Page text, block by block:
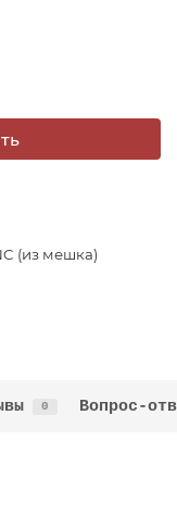
(из мешка)
0 Вопрос-